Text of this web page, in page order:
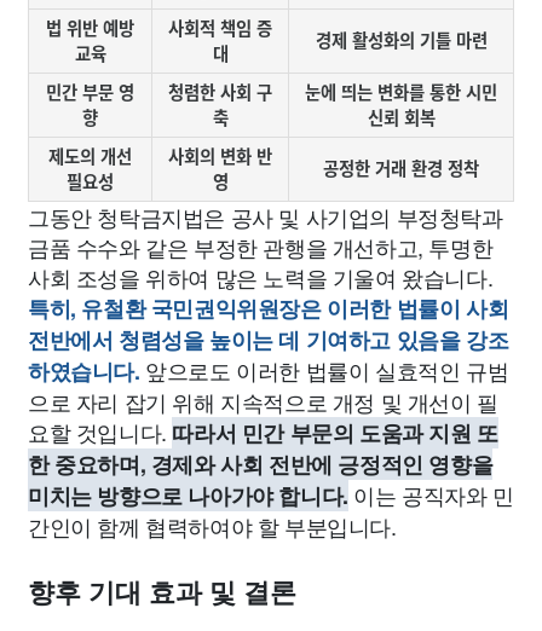
법 위반 예방
교육
사회적 책임 증
대
경제 활성화의 기틀 마련
민간 부문 영
향
청렴한 사회 구
축
눈에 띄는 변화를 통한 시민
신뢰 회복
제도의 개선
필요성
사회의 변화 반
영
공정한 거래 환경 정착
그동안 청탁금지법은 공사 및 사기업의 부정청탁과
금품 수수와 같은 부정한 관행을 개선하고, 투명한
사회 조성을 위하여 많은 노력을 기울여 왔습니다.
특히, 유철환 국민권익위원장은 이러한 법률이 사회
전반에서 청렴성을 높이는 데 기여하고 있음을 강조
하였습니다. 앞으로도 이러한 법률이 실효적인 규범
으로 자리 잡기 위해 지속적으로 개정 및 개선이 필
요할 것입니다. 따라서 민간 부문의 도움과 지원 또
한 중요하며, 경제와 사회 전반에 긍정적인 영향을
미치는 방향으로 나아가야 합니다. 이는 공직자와 민
간인이 함께 협력하여야 할 부분입니다.
향후 기대 효과 및 결론